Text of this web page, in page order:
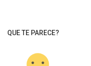
QUE TE PARECE?